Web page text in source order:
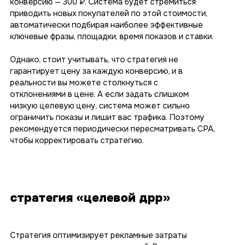
приводить новых покупателей по этой стоимости,
автоматически подбирая наиболее эффективные
ключевые фразы, площадки, время показов и ставки.
Однако, стоит учитывать, что стратегия не
гарантирует цену за каждую конверсию, и в
реальности вы можете столкнуться с
отклонениями в цене. А если задать слишком
низкую целевую цену, система может сильно
ограничить показы и лишит вас трафика. Поэтому
рекомендуется периодически пересматривать CPA,
чтобы корректировать стратегию.
стратегия «целевой дрр»
Стратегия оптимизирует рекламные затраты